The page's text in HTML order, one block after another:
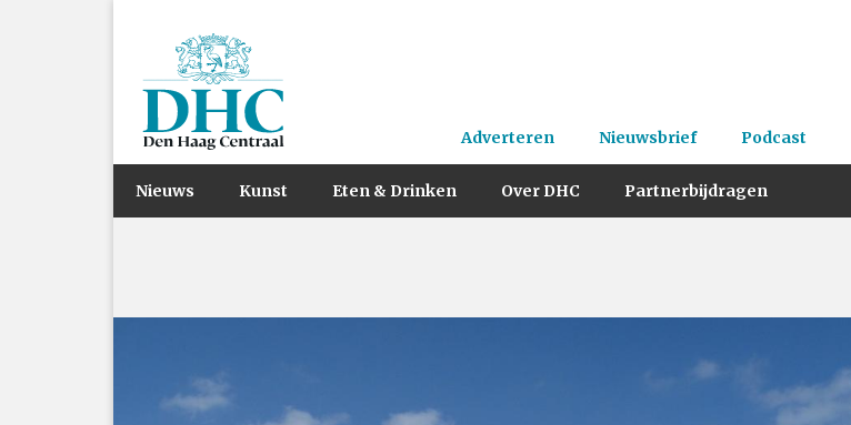
Adverteren Nieuwsbrief Podcast
Nieuws Kunst Eten & Drinken Over DHC Partnerbijdragen